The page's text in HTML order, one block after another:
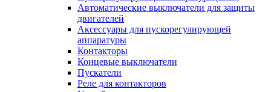
Автоматические выключатели для защиты
двигателей
Аксессуары для пускорегулирующей
аппаратуры
Контакторы
Концевые выключатели
Пускатели
Реле для контакторов